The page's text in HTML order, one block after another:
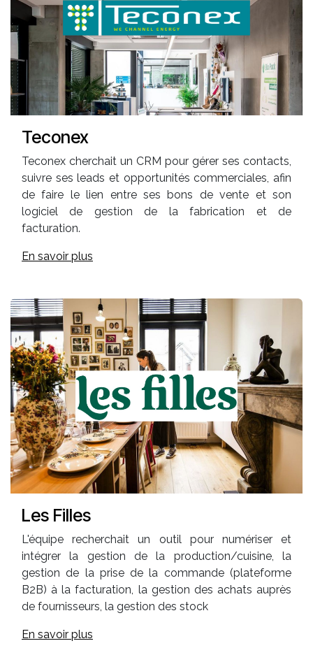
Teconex
Teconex cherchait un CRM pour gérer ses contacts,
suivre ses leads et opportunités commerciales, afin
de faire le lien entre ses bons de vente et son
logiciel de gestion de la fabrication et de
facturation.
En savoir plus
Les Filles
L'équipe recherchait un outil pour numériser et
intégrer la gestion de la production/cuisine, la
gestion de la prise de la commande (plateforme
B2B) à la facturation, la gestion des achats auprès
de fournisseurs, la gestion des stock
En savoir plus